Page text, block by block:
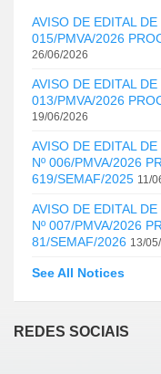
AVISO DE EDITAL
015/PMVA/2026
26/06/2026
AVISO DE EDITAL
013/PMVA/2026
19/06/2026
AVISO DE EDITAL
Nº 006/PMVA/2026
619/SEMAF/2025 11/
AVISO DE EDITAL
Nº 007/PMVA/2026
81/SEMAF/2026 13/
See All Notices
REDES SOCIAIS